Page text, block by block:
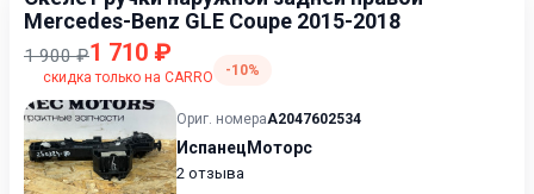
Mercedes-Benz GLE Coupe 2015-2018
1 900 ₽1 710 ₽
скидка только на CARRO -10%
Ориг. номераA2047602534
ИспанецМоторс
2 отзыва